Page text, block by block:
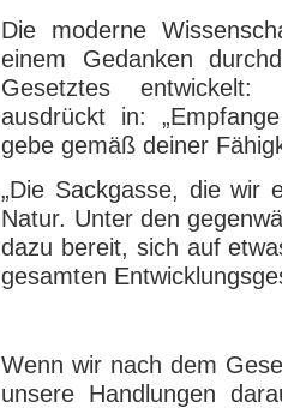
Die moderne
einem Gedanken
Gesetztes
ausdrückt in:
gebe gemäß deiner
„Die Sackgasse, die wir
Natur. Unter den
dazu bereit, sich auf
gesamten
Wenn wir nach dem
unsere Handlungen